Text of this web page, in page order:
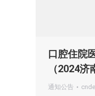
口腔住院
（2024
通知公告